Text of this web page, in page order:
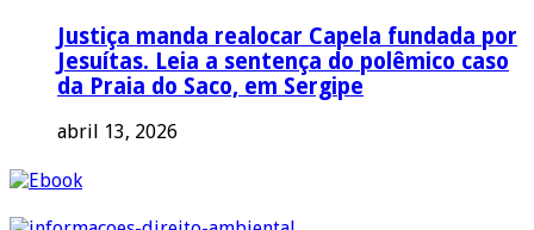
Justiça manda realocar Capela fundada por
Jesuítas. Leia a sentença do polêmico caso
da Praia do Saco, em Sergipe
abril 13, 2026